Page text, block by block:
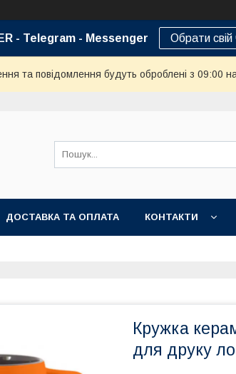
- Telegram - Messenger Обрати свій
та повідомлення будуть оброблені з 09:00
ДОСТАВКА ТА ОПЛАТА КОНТАКТИ
Кружка
для друку